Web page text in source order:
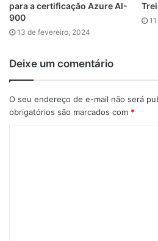
para a certificação Azure AI-
900
13 de fevereiro, 2024
Deixe um comentário
O seu endereço de e-mail não será
obrigatórios são marcados com *